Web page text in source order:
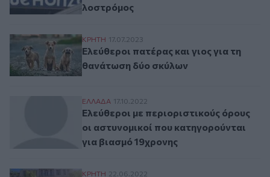
λοστρόμος
Ελεύθεροι πατέρας και γιος για τη
ΚΡΗΤΗ 17.07.2023
Ελεύθεροι πατέρας και γιος για τη
θανάτωση δύο σκύλων
Ελεύθεροι με περιοριστικούς όρους οι
ΕΛΛAΔΑ 17.10.2022
Ελεύθεροι με περιοριστικούς όρους
οι αστυνομικοί που κατηγορούνται
για βιασμό 19χρονης
ΚΡΗΤΗ 22.06.2022